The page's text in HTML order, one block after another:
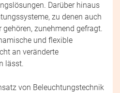
Darüber hinaus
zu denen auch
gehören, zunehmend gefragt.
und flexible
an veränderte
lässt.
von Beleuchtungstechnik